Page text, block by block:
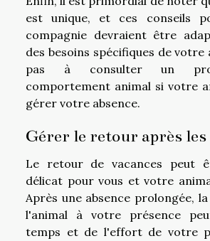
est unique, et ces conseils
compagnie devraient être
des besoins spécifiques de votre
pas à consulter un
comportement animal si votre
gérer votre absence.
Gérer le retour après les
Le retour de vacances peut
délicat pour vous et votre
Après une absence prolongée,
l'animal à votre présence
temps et de l'effort de votre